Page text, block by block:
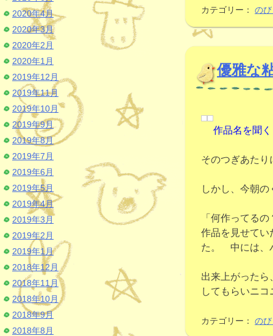
カテゴリー： の
優雅な
作品名を聞
そのつぎあたり
しかし、今朝
「何作ってる
作品を見せてい
た。 中には、
出来上がった
してもらいニコ
カテゴリー： の
2020年4月
2020年3月
2020年2月
2020年1月
2019年12月
2019年11月
2019年10月
2019年9月
2019年8月
2019年7月
2019年6月
2019年5月
2019年4月
2019年3月
2019年2月
2019年1月
2018年12月
2018年11月
2018年10月
2018年9月
2018年8月